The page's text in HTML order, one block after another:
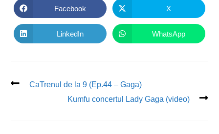
Facebook X
LinkedIn WhatsApp
CaTrenul de la 9 (Ep.44 – Gaga)
Kumfu concertul Lady Gaga (video)